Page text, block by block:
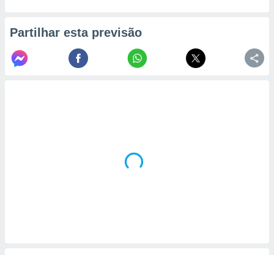
Partilhar esta previsão